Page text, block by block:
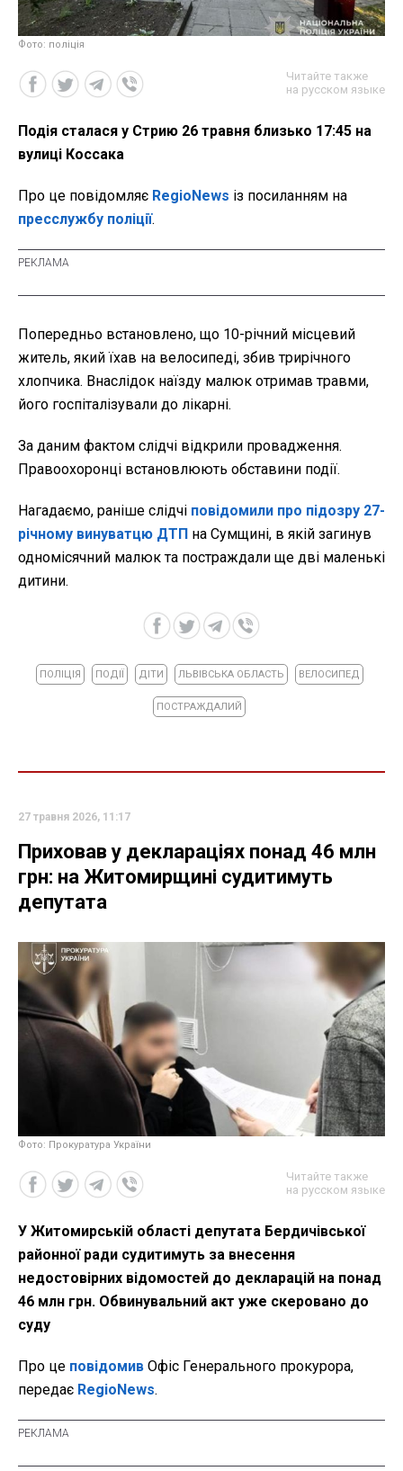
Фото: поліція
Читайте также
на русском языке
Подія сталася у Стрию 26 травня близько 17:45 на
вулиці Коссака
Про це повідомляє RegioNews із посиланням на
пресслужбу поліції.
Попередньо встановлено, що 10-річний місцевий
житель, який їхав на велосипеді, збив трирічного
хлопчика. Внаслідок наїзду малюк отримав травми,
його госпіталізували до лікарні.
За даним фактом слідчі відкрили провадження.
Правоохоронці встановлюють обставини події.
Нагадаємо, раніше слідчі повідомили про підозру 27-
річному винуватцю ДТП на Сумщині, в якій загинув
одномісячний малюк та постраждали ще дві маленькі
дитини.
ПОЛІЦІЯ ПОДІЇ ДІТИ ЛЬВІВСЬКА ОБЛАСТЬ ВЕЛОСИПЕД
ПОСТРАЖДАЛИЙ
27 травня 2026, 11:17
Приховав у деклараціях понад 46 млн
грн: на Житомирщині судитимуть
депутата
Фото: Прокуратура України
Читайте также
на русском языке
У Житомирській області депутата Бердичівської
районної ради судитимуть за внесення
недостовірних відомостей до декларацій на понад
46 млн грн. Обвинувальний акт уже скеровано до
суду
Про це повідомив Офіс Генерального прокурора,
передає RegioNews.